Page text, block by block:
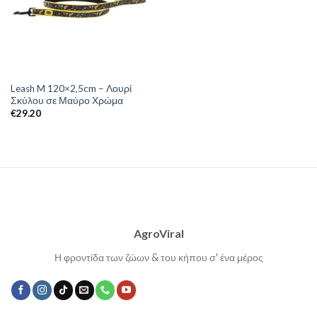
Leash M 120×2,5cm – Λουρί
Σκύλου σε Μαύρο Χρώμα
€29.20
AgroViral
Η φροντίδα των ζώων & του κήπου σ' ένα μέρος